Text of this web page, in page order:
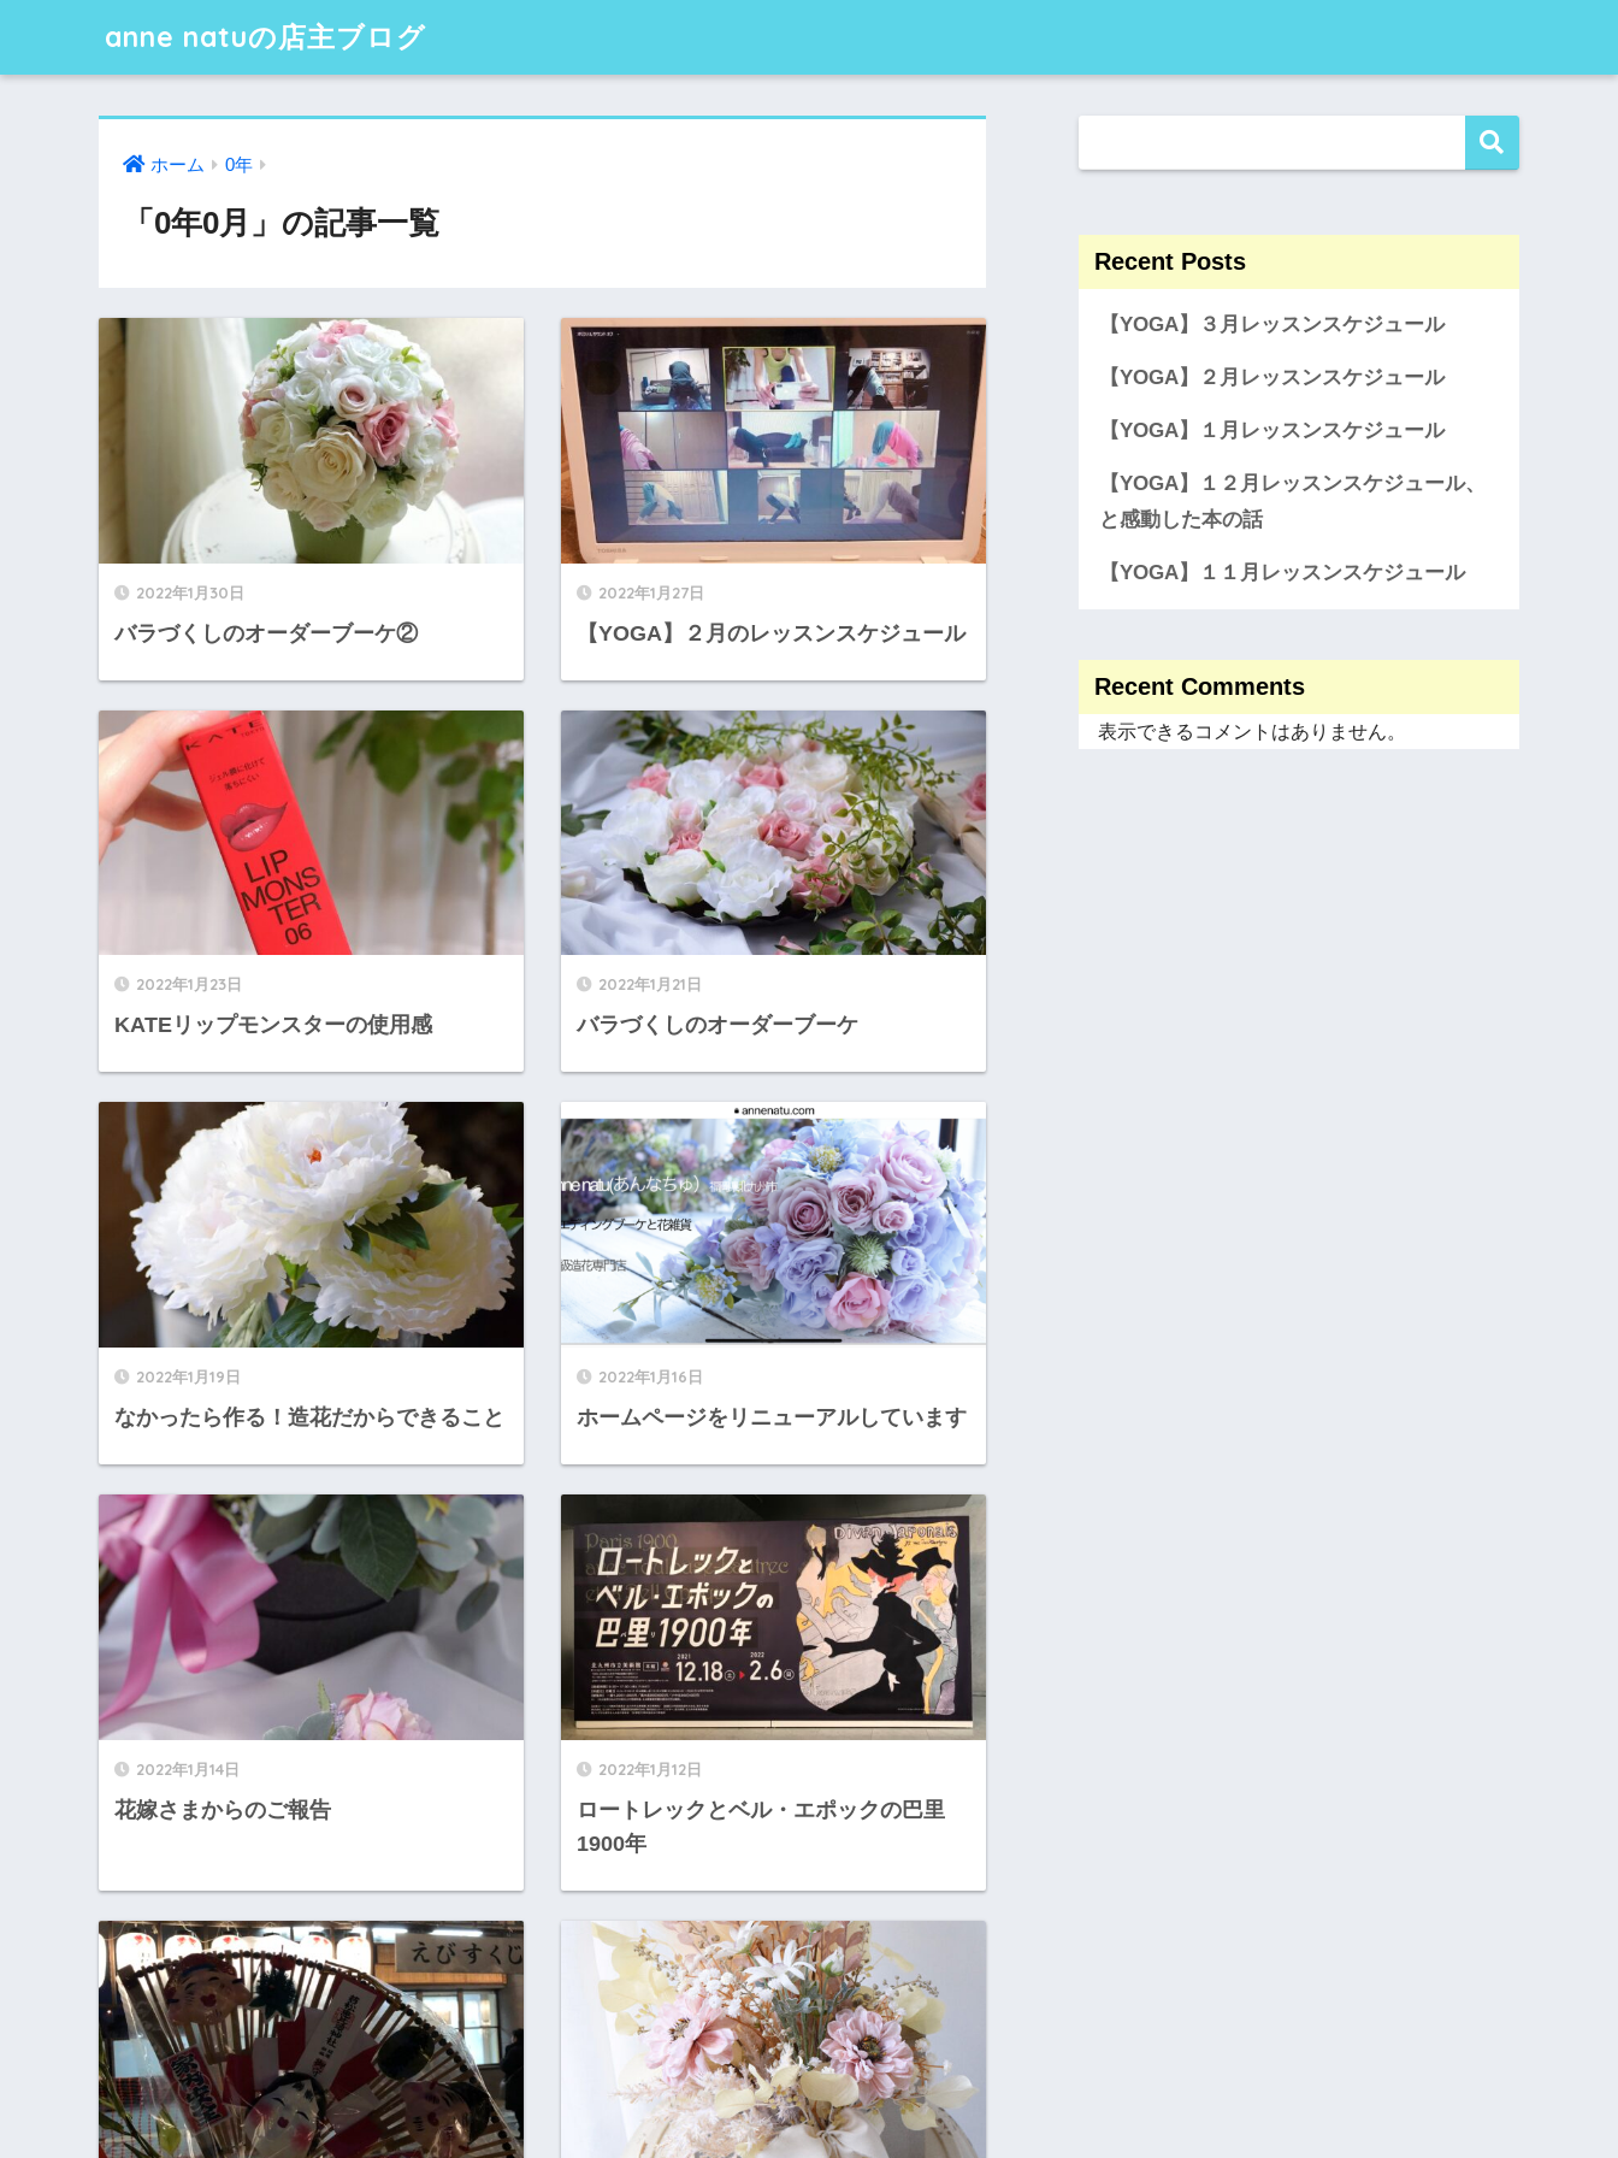
anne natuの店主ブログ
ホーム 0年
「0年0月」の記事一覧
2022年1月30日
バラづくしのオーダーブーケ②
2022年1月27日
【YOGA】２月のレッスンスケジュール
2022年1月23日
KATEリップモンスターの使用感
2022年1月21日
バラづくしのオーダーブーケ
2022年1月19日
なかったら作る！造花だからできること
2022年1月16日
ホームページをリニューアルしています
2022年1月14日
花嫁さまからのご報告
2022年1月12日
ロートレックとベル・エポックの巴里
1900年
Recent Posts
【YOGA】３月レッスンスケジュール
【YOGA】２月レッスンスケジュール
【YOGA】１月レッスンスケジュール
【YOGA】１２月レッスンスケジュール、
と感動した本の話
【YOGA】１１月レッスンスケジュール
Recent Comments
表示できるコメントはありません。